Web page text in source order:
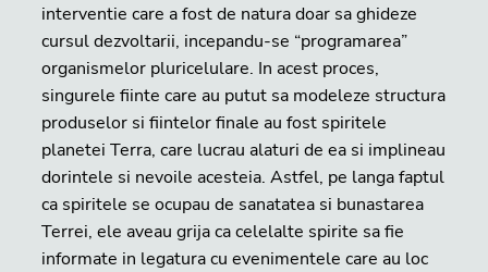
interventie care a fost de natura doar sa ghideze
cursul dezvoltarii, incepandu-se “programarea”
organismelor pluricelulare. In acest proces,
singurele fiinte care au putut sa modeleze structura
produselor si fiintelor finale au fost spiritele
planetei Terra, care lucrau alaturi de ea si implineau
dorintele si nevoile acesteia. Astfel, pe langa faptul
ca spiritele se ocupau de sanatatea si bunastarea
Terrei, ele aveau grija ca celelalte spirite sa fie
informate in legatura cu evenimentele care au loc